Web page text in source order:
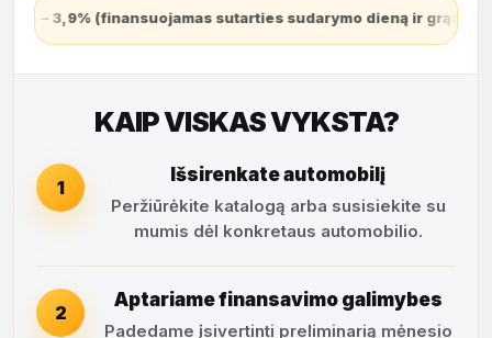
dieną ir grąžinamas lygiomis dalimis per visą
KAIP VISKAS VYKSTA?
1
Išsirenkate automobilį
Peržiūrėkite katalogą arba susisiekite su
mumis dėl konkretaus automobilio.
2
Aptariame finansavimo galimybes
Padedame įsivertinti preliminarią mėnesio